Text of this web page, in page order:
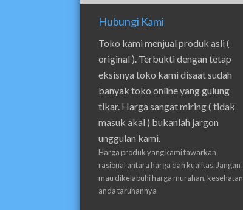
Hubungi Kami
Toko kami menjual produk asli (
original ). Terbukti dengan tetap
eksisnya toko kami disaat sudah
banyak toko online yang gulung
tikar. Harga sangat miring ( tidak
masuk akal ) bukanlah jargon
unggulan kami.
Harga produk yang kami tawarkan
rasional antara harga dan kualitas. Jangan
mau dikelabuhi harga murahan, kesehatan
anda taruhannya